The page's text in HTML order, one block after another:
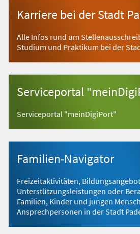
Karriere bei der Stadt
Alle Infos rund um
Studium und Praktikum bei der
Serviceportal
Serviceportal "meinDigiPort"
Familien-Navigator
Freizeitaktivitäten,
Unterstützungsleistungen oder
Familien, Kinder und jungen
Ansprechpersonen in der Stadt